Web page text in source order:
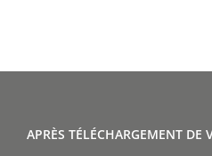
APRÈS TÉLÉCHARGEMENT DE